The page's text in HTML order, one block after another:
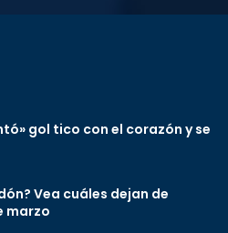
gol tico con el corazón y se
Vea cuáles dejan de
marzo